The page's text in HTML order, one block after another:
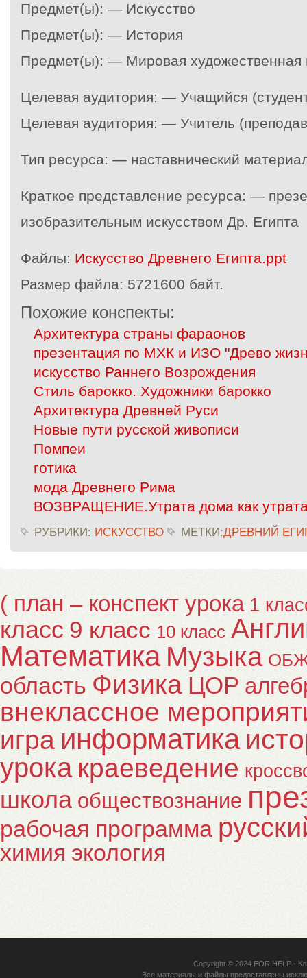
Предмет(ы): — Искусство
Предмет(ы): — История
Предмет(ы): — Мировая художественная
Целевая аудитория: — Учащийся
Целевая аудитория: — Учитель
Тип ресурса: — наставнический
Краткое представление ресурса: —
изобразительным искусством Др. Египта
Файлы: Искусство Древнего Египта.ppt
Размер файла: 5721600 байт.
Похожие конспекты:
Архитектура страны фараонов
презентация по МХК и ИЗО "Древо
искусство Раннего Возрождения
Стиль барокко. Художники барокко
Архитектура Древней Руси
Новые пути русской живописи
Помпеи
готика
мода Древнего Рима
ВОЗВРАЩЕНИЕ.Утрата дома как
РУБРИКИ: ИСКУССТВО МЕТКИ:ДРЕВНИЙ
( план – конспект урока 1
класс 9 класс 10 класс
Математика Музыка
область Физика ЦОР
внеклассное
игра информатика
урока краеведение
школа обществознание
рабочая программа
химия экология
Copyright © 2024 EOR HELP-
Все материалы и файлы предоставлены